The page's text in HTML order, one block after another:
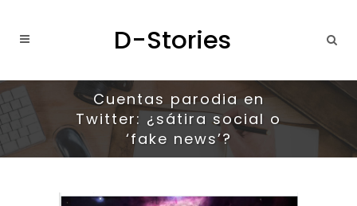
Cuentas parodia en
Twitter: ¿sátira social o
‘fake news’?